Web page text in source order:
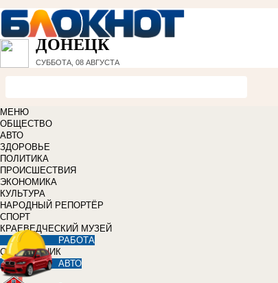
ДОНЕЦК
СУББОТА, 08 АВГУСТА
МЕНЮ
ОБЩЕСТВО
АВТО
ЗДОРОВЬЕ
ПОЛИТИКА
ПРОИСШЕСТВИЯ
ЭКОНОМИКА
КУЛЬТУРА
НАРОДНЫЙ РЕПОРТЁР
СПОРТ
КРАЕВЕДЧЕСКИЙ МУЗЕЙ
РАБОТА
СПРАВОЧНИК
АВТО